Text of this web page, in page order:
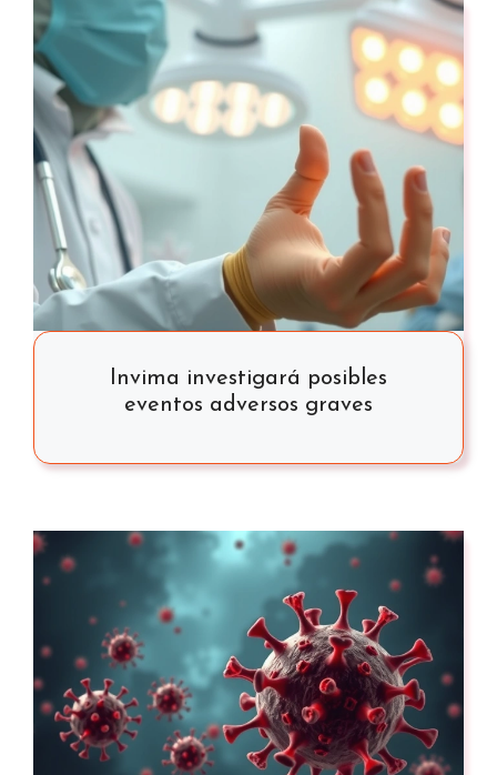
Invima investigará posibles
eventos adversos graves